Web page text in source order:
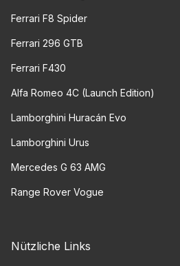
Ferrari F8 Spider
Ferrari 296 GTB
Ferrari F430
Alfa Romeo 4C (Launch Edition)
Lamborghini Huracán Evo
Lamborghini Urus
Mercedes G 63 AMG
Range Rover Vogue
Nützliche Links